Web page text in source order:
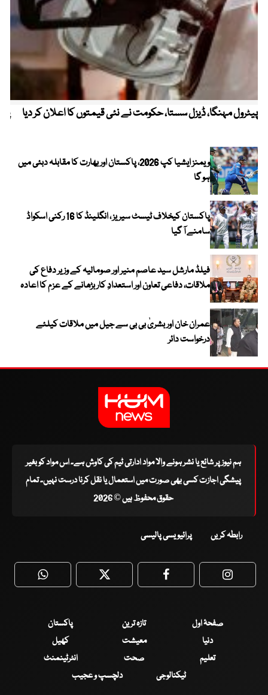
پیٹرول مہنگا، ڈیزل سستا، حکومت نے نئی قیمتوں کا اعلان کر دیا
ویمنز ایشیا کپ 2026، پاکستان اور بھارت کا مقابلہ دبئی میں
ہو گا
پاکستان کیخلاف ٹیسٹ سیریز ، انگلینڈ کا 16 رکنی اسکواڈ
سامنے آ گیا
فیلڈ مارشل سید عاصم منیر اور صومالیہ کے وزیر دفاع کی
ملاقات، دفاعی تعاون اور استعدادِ کار بڑھانے کے عزم کا اعادہ
عمران خان اور بشریٰ بی بی سے جیل میں ملاقات کیلئے
درخواست دائر
ہم نیوز پر شائع یا نشر ہونے والا مواد ادارتی ٹیم کی کاوش ہے۔ اس مواد کو بغیر
پیشگی اجازت کسی بھی صورت میں استعمال یا نقل کرنا درست نہیں۔ تمام
حقوق محفوظ ہیں © 2026
رابطہ کریں پرائیویسی پالیسی
WhatsApp Twitter Facebook
صفحۂ اول تازہ ترین
پاکستان
دنیا
معیشت
کھیل
تعلیم
صحت
انٹرٹینمنٹ
ٹیکنالوجی
دلچسپ و عجیب